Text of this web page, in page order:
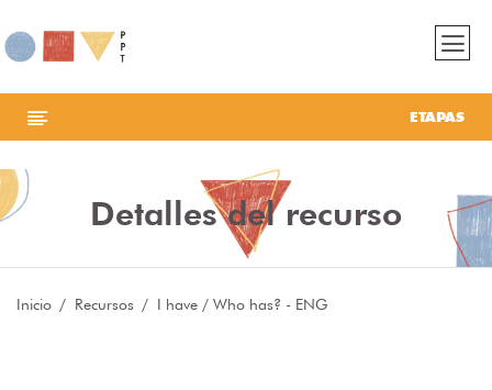
ETAPAS
Detalles del recurso
Inicio Recursos I have / Who has? - ENG